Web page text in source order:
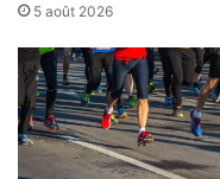
5 août 2026